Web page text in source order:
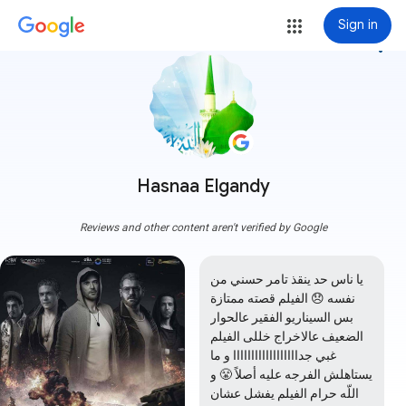
Sign in
Hasnaa Elgandy
more_vert
Reviews and other content aren't verified by Google
يا ناس حد ينقذ تامر حسني من
نفسه 😞 الفيلم قصته ممتازة
بس السيناريو الفقير عالحوار
الضعيف عالاخراج خللى الفيلم
غبي جداااااااااااااااااا و ما
يستاهلش الفرجه عليه أصلاً 😤 و
اللّه حرام الفيلم يفشل عشان